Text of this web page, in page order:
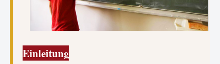
Einleitung